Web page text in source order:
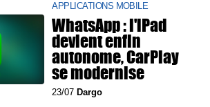
APPLICATIONS MOBILE
WhatsApp : l'iPad
devient enfin
autonome, CarPlay
se modernise
23/07 Dargo